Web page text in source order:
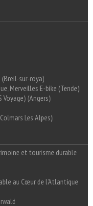
(Breil-sur-roya)
Merveilles E-bike (Tende)
(Angers)
Les Alpes)
et tourisme durable
au Cœur de l'Atlantique